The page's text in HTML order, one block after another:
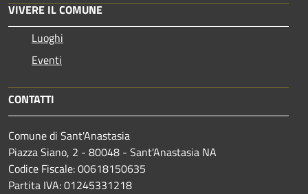
VIVERE IL COMUNE
Luoghi
Eventi
CONTATTI
Comune di Sant'Anastasia
Piazza Siano, 2 - 80048 - Sant'Anastasia NA
Codice Fiscale: 00618150635
Partita IVA: 01245331218